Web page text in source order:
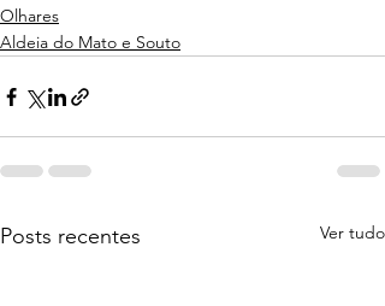
Olhares
Aldeia do Mato e Souto
Posts recentes Ver tudo